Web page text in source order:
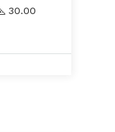
30.00